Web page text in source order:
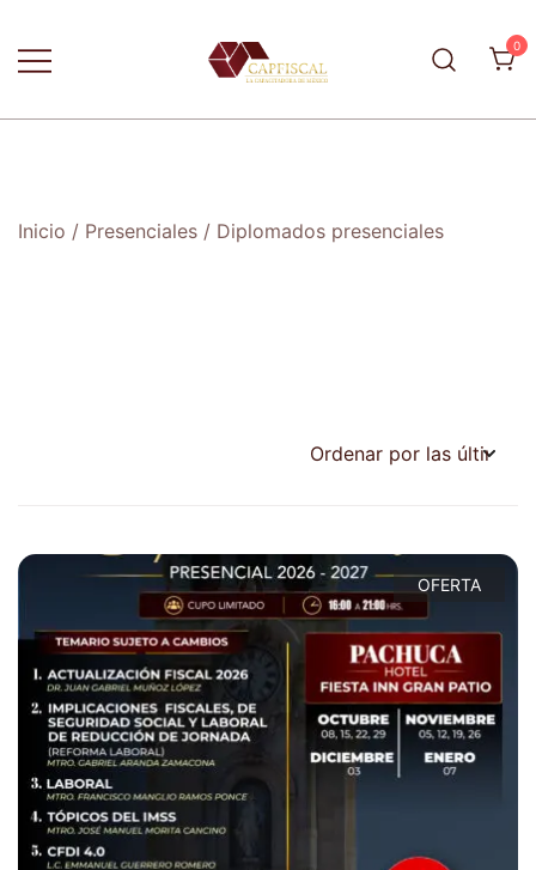
content
0
Inicio / Presenciales / Diplomados presenciales
OFERTA